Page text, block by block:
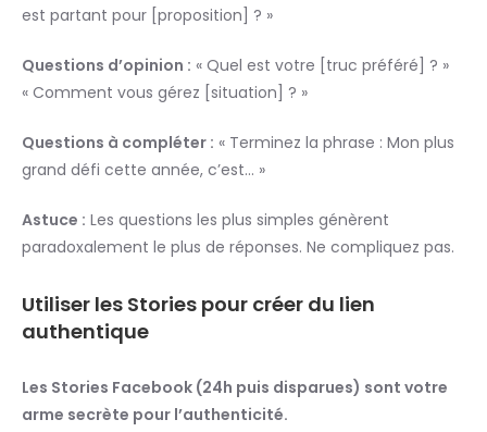
est partant pour [proposition] ? »
Questions d’opinion : « Quel est votre [truc préféré] ? »
« Comment vous gérez [situation] ? »
Questions à compléter : « Terminez la phrase : Mon plus
grand défi cette année, c’est… »
Astuce : Les questions les plus simples génèrent
paradoxalement le plus de réponses. Ne compliquez pas.
Utiliser les Stories pour créer du lien
authentique
Les Stories Facebook (24h puis disparues) sont votre
arme secrète pour l’authenticité.